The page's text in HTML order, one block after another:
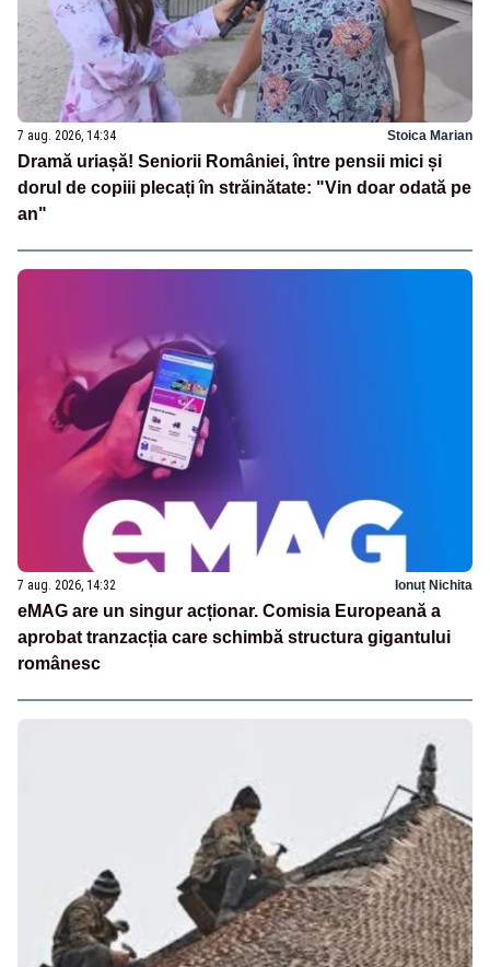
7 aug. 2026, 14:34 Stoica Marian
Dramă uriașă! Seniorii României, între pensii mici și
dorul de copiii plecați în străinătate: "Vin doar odată pe
an"
7 aug. 2026, 14:32 Ionuț Nichita
eMAG are un singur acționar. Comisia Europeană a
aprobat tranzacția care schimbă structura gigantului
românesc